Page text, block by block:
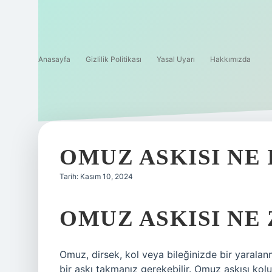
Anasayfa Gizlilik Politikası Yasal Uyarı Hakkımızda
OMUZ ASKISI NE
Tarih: Kasım 10, 2024
OMUZ ASKISI
Omuz, dirsek, kol veya bileğinizde bir
bir askı takmanız gerekebilir. Omuz askısı